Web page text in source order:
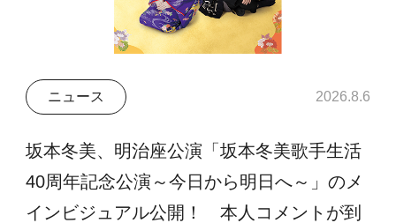
ニュース 2026.8.6
坂本冬美、明治座公演「坂本冬美歌手生活
40周年記念公演～今日から明日へ～」のメ
インビジュアル公開！ 本人コメントが到